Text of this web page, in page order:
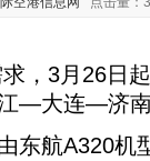
3月26日起
—大连—济
航A320机